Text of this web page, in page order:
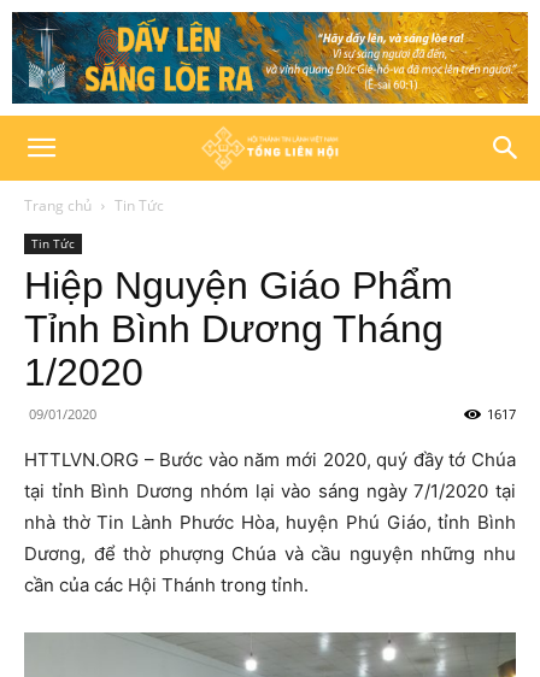
Trang chủ Tin Tức
Tin Tức
Hiệp Nguyện Giáo Phẩm
Tỉnh Bình Dương Tháng
1/2020
09/01/2020 1617
HTTLVN.ORG – Bước vào năm mới 2020, quý đầy tớ Chúa
tại tỉnh Bình Dương nhóm lại vào sáng ngày 7/1/2020 tại
nhà thờ Tin Lành Phước Hòa, huyện Phú Giáo, tỉnh Bình
Dương, để thờ phượng Chúa và cầu nguyện những nhu
cần của các Hội Thánh trong tỉnh.